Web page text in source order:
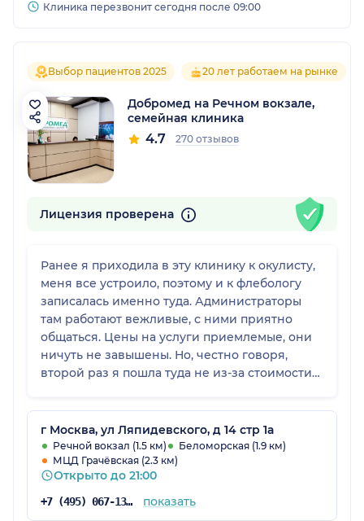
Клиника перезвонит сегодня после 09:00
Выбор пациентов 2025 20 лет работаем на рынке
Добромед на Речном вокзале,
семейная клиника
4.7 270 отзывов
Лицензия проверена
Ранее я приходила в эту клинику к окулисту,
меня все устроило, поэтому и к флебологу
записалась именно туда. Администраторы
там работают вежливые, с ними приятно
общаться. Цены на услуги приемлемые, они
ничуть не завышены. Но, честно говоря,
второй раз я пошла туда не из-за стоимости
визуально, и в итоге все мои ожидания были
оправданы. В другом центре специалист этой
же области совсем не так делал процедуры,
поэтому я нашла врача в Добромеде.
г Москва, ул Ляпидевского, д 14 стр 1а
Речной вокзал (1.5 км)
Беломорская (1.9 км)
МЦД Грачёвская (2.3 км)
Открыто до 21:00
+7 (495) 067-13-77 показать